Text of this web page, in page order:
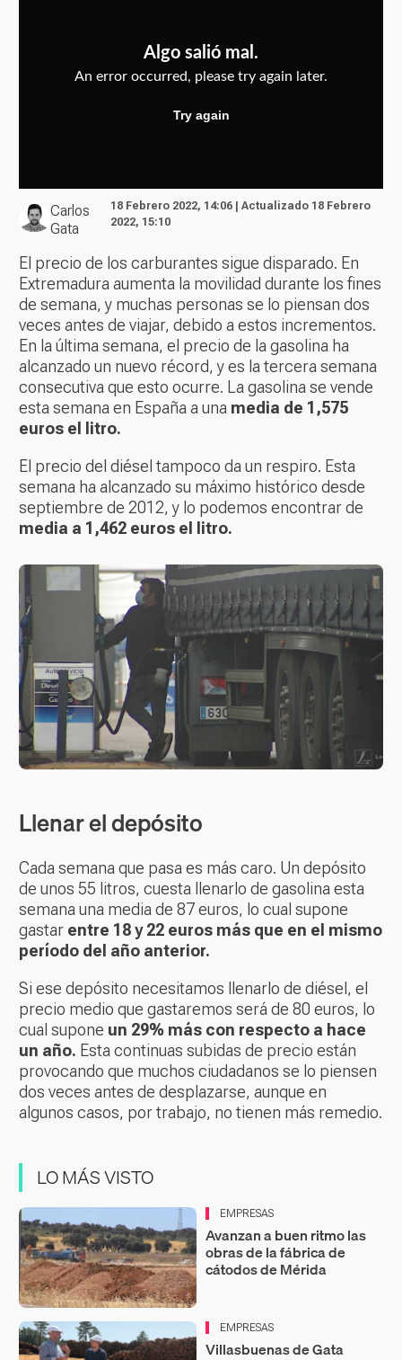
Carlos
Gata
18 Febrero 2022, 14:06 | Actualizado 18 Febrero
2022, 15:10
El precio de los carburantes sigue disparado. En
Extremadura aumenta la movilidad durante los fines
de semana, y muchas personas se lo piensan dos
veces antes de viajar, debido a estos incrementos.
En la última semana, el precio de la gasolina ha
alcanzado un nuevo récord, y es la tercera semana
consecutiva que esto ocurre. La gasolina se vende
esta semana en España a una media de 1,575
euros el litro.
El precio del diésel tampoco da un respiro. Esta
semana ha alcanzado su máximo histórico desde
septiembre de 2012, y lo podemos encontrar de
media a 1,462 euros el litro.
Llenar el depósito
Cada semana que pasa es más caro. Un depósito
de unos 55 litros, cuesta llenarlo de gasolina esta
semana una media de 87 euros, lo cual supone
gastar entre 18 y 22 euros más que en el mismo
período del año anterior.
Si ese depósito necesitamos llenarlo de diésel, el
precio medio que gastaremos será de 80 euros, lo
cual supone un 29% más con respecto a hace
un año. Esta continuas subidas de precio están
provocando que muchos ciudadanos se lo piensen
dos veces antes de desplazarse, aunque en
algunos casos, por trabajo, no tienen más remedio.
LO MÁS VISTO
EMPRESAS
Avanzan a buen ritmo las
obras de la fábrica de
cátodos de Mérida
EMPRESAS
Villasbuenas de Gata